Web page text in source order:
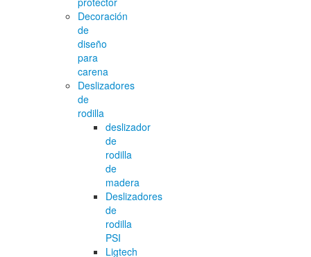
Decoración
de
diseño
para
carena
Deslizadores
de
rodilla
deslizador
de
rodilla
de
madera
Deslizadores
de
rodilla
PSI
Ligtech